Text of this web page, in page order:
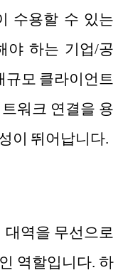
수용할 수 있는
야 하는 기업/공
모 클라이언트
워크 연결을 용
이 뛰어납니다.
대역을 무선으로
역할입니다. 하